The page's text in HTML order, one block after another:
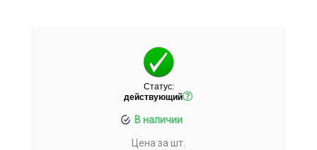
Статус:
действующий
В наличии
Цена за шт.